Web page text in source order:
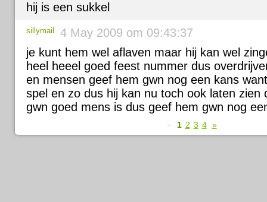
hij is een sukkel
sillymail
4 May 2009 om 09:43:37
je kunt hem wel aflaven maar hij kan wel
heel heeel goed feest nummer dus
en mensen geef hem gwn nog een kans
spel en zo dus hij kan nu toch ook laten zien
gwn goed mens is dus geef hem gwn nog
« 1 2 3 4 »